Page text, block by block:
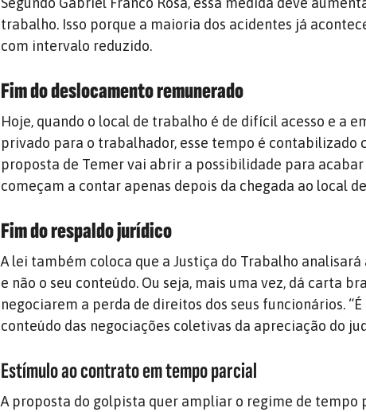
trabalho. Isso porque a maioria dos acidentes já
com intervalo reduzido.
Fim do deslocamento remunerado
Hoje, quando o local de trabalho é de difícil acesso e a
privado para o trabalhador, esse tempo é contabilizado
proposta de Temer vai abrir a possibilidade para acabar
começam a contar apenas depois da chegada ao local
Fim do respaldo jurídico
A lei também coloca que a Justiça do Trabalho
e não o seu conteúdo. Ou seja, mais uma vez, dá carta
negociarem a perda de direitos dos seus funcionários.
conteúdo das negociações coletivas da apreciação do
Estímulo ao contrato em tempo parcial
A proposta do golpista quer ampliar o regime de tempo